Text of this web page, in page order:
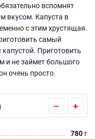
вспомнят
вкусом. Капуста в
с этим хрустящая.
самый
Приготовить
и не займет большого
очень просто.
– +
780 г